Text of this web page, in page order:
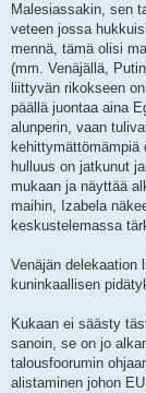
Malesiassakin, sen
veteen jossa
mennä, tämä olisi
(mm. Venäjällä,
liittyvän rikokseen
päällä juontaa aina
alunperin, vaan
hulluus on jatkunut
mukaan ja näyttää
maihin, Izabela
keskustelemassa
Venäjän delekaation
kuninkaallisen
Kukaan ei säästy
sanoin, se on jo
talousfoorumin
alistaminen johon